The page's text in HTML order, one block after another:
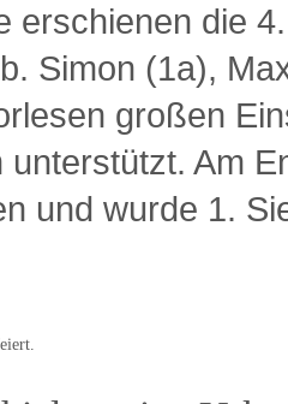
erschienen die
Simon (1a),
großen
unterstützt. Am
und wurde 1.